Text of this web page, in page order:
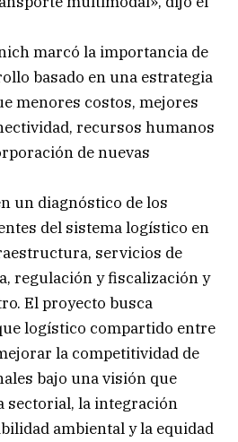
marcó la importancia de
basado en una estrategia
menores costos, mejores
recursos humanos
de nuevas
un diagnóstico de los
del sistema logístico en
servicios de
regulación y fiscalización y
El proyecto busca
logístico compartido entre
la competitividad de
bajo una visión que
sectorial, la integración
ambiental y la equidad